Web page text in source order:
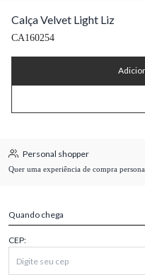
Calça Velvet Light Liz
CA160254
Personal shopper
Quer uma experiência de compra
Quando chega
CEP: